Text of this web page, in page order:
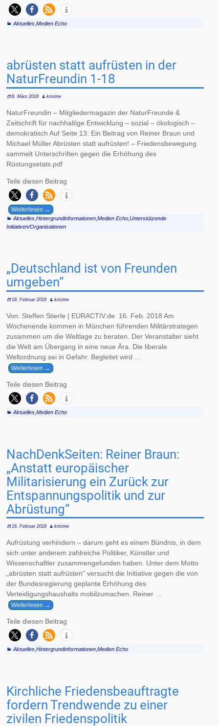
Aktuelles, Medien Echo
abrüsten statt aufrüsten in der
NaturFreundin 1-18
8. März 2018 kristine
NaturFreundin – Mitgliedermagazin der NaturFreunde &
Zeitschrift für nachhaltige Entwicklung – sozial – ökologisch –
demokratisch Auf Seite 13: Ein Beitrag von Reiner Braun und
Michael Müller Abrüsten statt aufrüsten! – Friedensbewegung
sammelt Unterschriften gegen die Erhöhung des
Rüstungsetats.pdf
Teile diesen Beitrag
Weiterlesen →
Aktuelles, Hintergrundinformationen, Medien Echo, Unterstützende
Initiativen/Organisationen
„Deutschland ist von Freunden
umgeben“
18. Februar 2018 kristine
Von: Steffen Stierle | EURACTIV.de 16. Feb. 2018 Am
Wochenende kommen in München führenden Militärstrategen
zusammen um die Weltlage zu beraten. Der Veranstalter sieht
die Welt am Übergang in eine neue Ära. Die liberale
Weltordnung sei in Gefahr. Begleitet wird
Weiterlesen →
Teile diesen Beitrag
Aktuelles, Medien Echo
NachDenkSeiten: Reiner Braun:
„Anstatt europäischer
Militarisierung ein Zurück zur
Entspannungspolitik und zur
Abrüstung“
16. Februar 2018 kristine
Aufrüstung verhindern – darum geht es einem Bündnis, in dem
sich unter anderem zahlreiche Politiker, Künstler und
Wissenschaftler zusammengefunden haben. Unter dem Motto
„abrüsten statt aufrüsten“ versucht die Initiative gegen die von
der Bundesregierung geplante Erhöhung des
Verteidigungshaushalts mobilzumachen. Reiner
Weiterlesen →
Teile diesen Beitrag
Aktuelles, Hintergrundinformationen, Medien Echo
Kirchliche Friedensbeauftragte
fordern Trendwende zu einer
zivilen Friedenspolitik